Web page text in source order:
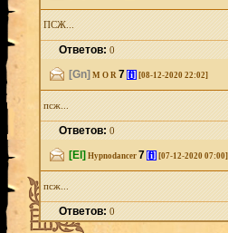
ПСЖ...
Ответов:0
[Gn] M O R 7 [i] [08-12-2020 22:02]
псж...
Ответов:0
[El] Hypnodancer 7 [i] [07-12-2020 07:00]
псж...
Ответов:0